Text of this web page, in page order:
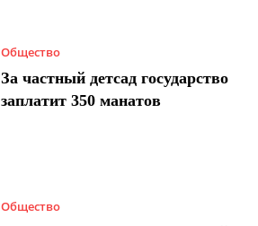
Общество
За частный детсад государство
заплатит 350 манатов
Общество